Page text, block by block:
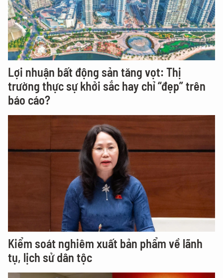
Lợi nhuận bất động sản tăng vọt: Thị
trường thực sự khởi sắc hay chỉ “đẹp” trên
báo cáo?
Kiểm soát nghiêm xuất bản phẩm về lãnh
tụ, lịch sử dân tộc